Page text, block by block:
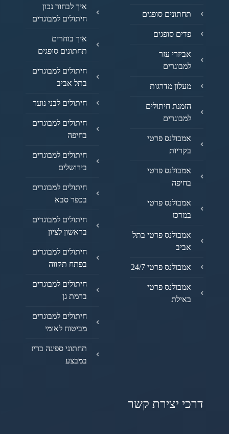
תחתונים סופגים
פדים סופגים
אביזרי עזר
למבוגרים
מעלון מדרגות
הזמנת חיתולים
למבוגרים
אמבולנס פרטי
בקריות
אמבולנס פרטי
בחיפה
אמבולנס פרטי
במרכז
אמבולנס פרטי בתל
אביב
אמבולנס פרטי 24/7
אמבולנס פרטי
באילת
איך לבחור נכון
חיתולים למבוגרים
איך בוחרים
תחתונים סופגים
חיתולים למבוגרים
בתל אביב
חיתולים לבני נוער
חיתולים למבוגרים
בחיפה
חיתולים למבוגרים
בירושלים
חיתולים למבוגרים
בכפר סבא
חיתולים למבוגרים
בראשון לציון
חיתולים למבוגרים
בפתח תקווה
חיתולים למבוגרים
ברמת גן
חיתולים למבוגרים
מביטוח לאומי
תחתוני ספיגה בריז
במבצע
דרכי יצירת קשר